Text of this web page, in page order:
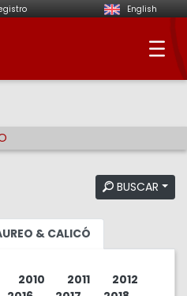
English
-
BUSCAR
& CALICÓ
2010 2011
2012